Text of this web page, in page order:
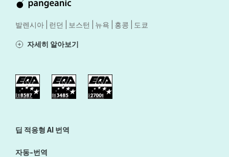
발렌시아 | 런던 | 보스턴 | 뉴욕 | 홍콩 | 도쿄
자세히 알아보기
딥 적응형 AI 번역
자동-번역